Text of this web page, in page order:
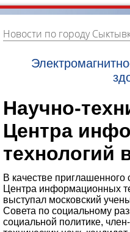
Новости по городу
Научно-
Центра
технологий
В качестве приглашенного
Центра информационных
выступал московский
Совета по социальному
социальной политике,